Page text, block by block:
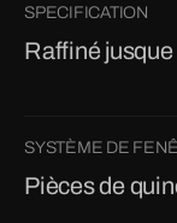
SPECIFICATION
Raffiné
SYSTÈME DE
Pièces de